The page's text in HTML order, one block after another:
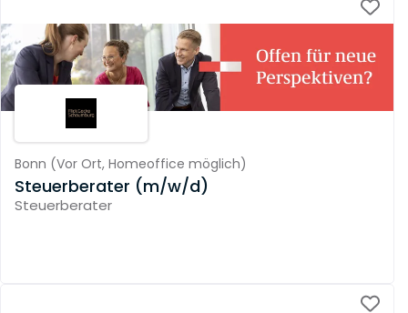
Bonn (Vor Ort, Homeoffice möglich)
Steuerberater (m/w/d)
Steuerberater